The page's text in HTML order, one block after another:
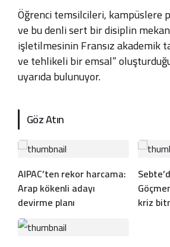
Öğrenci temsilcileri, kampüslere
ve bu denli sert bir disiplin
işletilmesinin Fransız akademik
ve tehlikeli bir emsal”
uyarıda bulunuyor.
Göz Atın
AIPAC’ten rekor harcama:
Arap kökenli adayı
devirme planı
kriz